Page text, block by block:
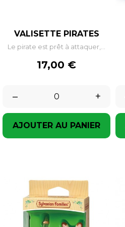
VALISETTE PIRATES
Le pirate est prêt à attaquer,...
Prix
17,00 €
– +
AJOUTER AU PANIER